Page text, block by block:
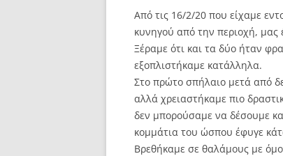
Από τις 16/2/20 που είχαμε
κυνηγού από την περιοχή, μας
Ξέραμε ότι και τα δύο ήταν
εξοπλιστήκαμε κατάλληλα.
Στο πρώτο σπήλαιο μετά από
αλλά χρειαστήκαμε πιο
δεν μπορούσαμε να δέσουμε
κομμάτια του ώσπου έφυγε
Βρεθήκαμε σε θαλάμους με